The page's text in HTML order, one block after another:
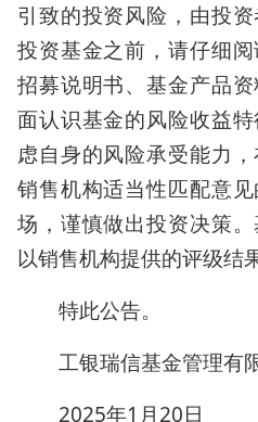
引致的投资风险，由投
投资基金之前，请仔细阅
招募说明书、基金产品
面认识基金的风险收益
虑自身的风险承受能力
销售机构适当性匹配意
场，谨慎做出投资决策
以销售机构提供的评级结
特此公告。
工银瑞信基金管理有
2025年1月20日